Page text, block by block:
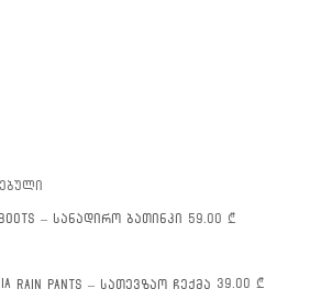
BOOTS – სანადირო ბათინკი 59.00 ₾
RAIN PANTS – სათევზაო ჩექმა 39.00 ₾